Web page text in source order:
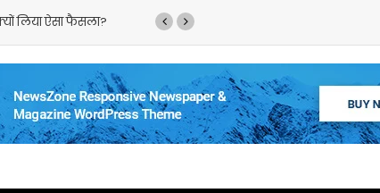
फैसला? ‘गदर 2’ ने सनी देओल के लौटाए अच्छे